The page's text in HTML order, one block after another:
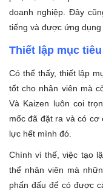
doanh nghiệp. Đây
tiếng và được ứng dụng
Thiết lập mục
Có thể thấy, thiết lập
tốt cho nhân viên mà
Và Kaizen luôn coi
mốc đã đặt ra và có
lực hết mình đó.
Chính vì thế, việc tạo
thể nhân viên mà
phấn đấu để có được